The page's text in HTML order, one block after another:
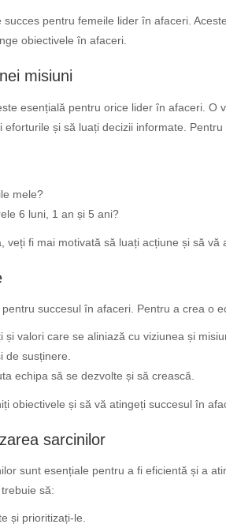
pentru femeile lider în afaceri.
obiectivele în afaceri.
misiuni
esențială pentru orice lider în afaceri. O
și să luați decizii informate.
mele?
6 luni, 1 an și 5 ani?
fi mai motivată să luați acțiune și să vă
succesul în afaceri. Pentru a crea o
valori care se aliniază cu viziunea și
de susținere.
echipa să se dezvolte și să crească.
obiectivele și să vă atingeți succesul în
sarcinilor
sunt esențiale pentru a fi eficientă și a
să:
și prioritizați-le.